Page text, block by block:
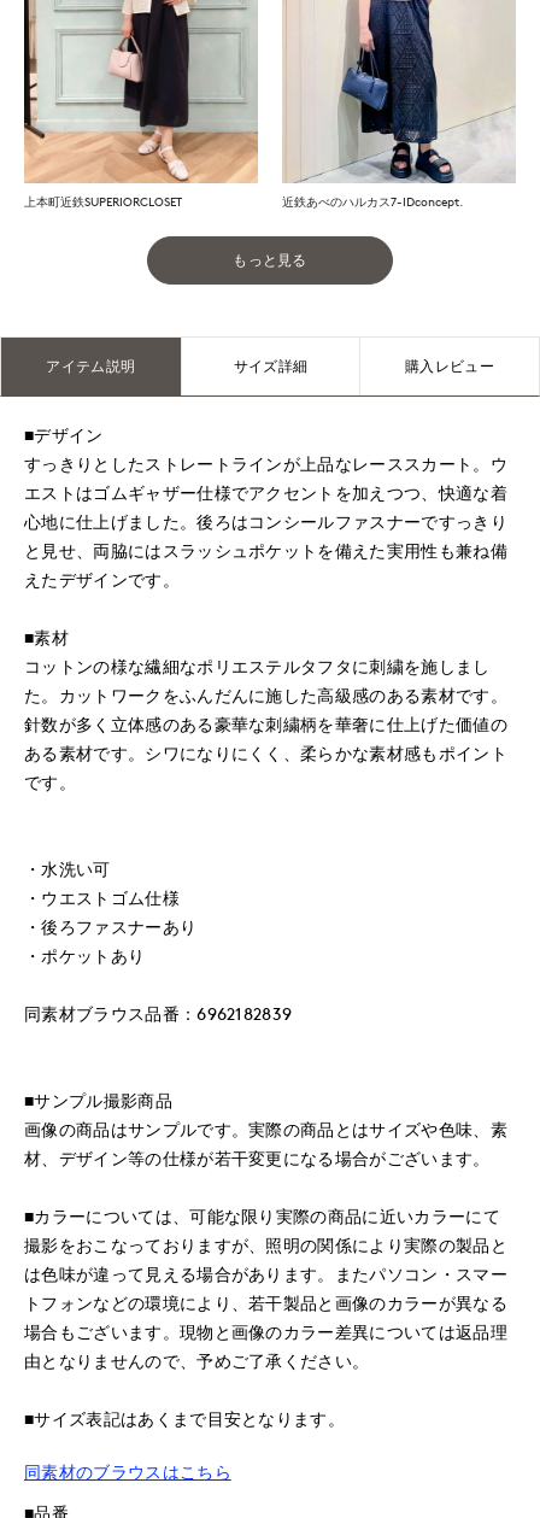
上本町近鉄SUPERIORCLOSET 近鉄あべのハルカス7-IDconcept.
もっと見る
アイテム説明 サイズ詳細 購入レビュー
■デザイン
すっきりとしたストレートラインが上品なレーススカート。ウ
エストはゴムギャザー仕様でアクセントを加えつつ、快適な着
心地に仕上げました。後ろはコンシールファスナーですっきり
と見せ、両脇にはスラッシュポケットを備えた実用性も兼ね備
えたデザインです。
■素材
コットンの様な繊細なポリエステルタフタに刺繍を施しまし
た。カットワークをふんだんに施した高級感のある素材です。
針数が多く立体感のある豪華な刺繍柄を華奢に仕上げた価値の
ある素材です。シワになりにくく、柔らかな素材感もポイント
です。
・水洗い可
・ウエストゴム仕様
・後ろファスナーあり
・ポケットあり
同素材ブラウス品番：6962182839
■サンプル撮影商品
画像の商品はサンプルです。実際の商品とはサイズや色味、素
材、デザイン等の仕様が若干変更になる場合がございます。
■カラーについては、可能な限り実際の商品に近いカラーにて
撮影をおこなっておりますが、照明の関係により実際の製品と
は色味が違って見える場合があります。またパソコン・スマー
トフォンなどの環境により、若干製品と画像のカラーが異なる
場合もございます。現物と画像のカラー差異については返品理
由となりませんので、予めご了承ください。
■サイズ表記はあくまで目安となります。
同素材のブラウスはこちら
■品番